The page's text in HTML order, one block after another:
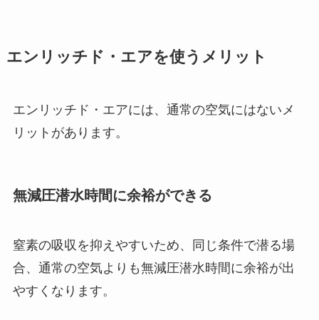
エンリッチド・エアを使うメリット
エンリッチド・エアには、通常の空気にはないメ
リットがあります。
無減圧潜水時間に余裕ができる
窒素の吸収を抑えやすいため、同じ条件で潜る場
合、通常の空気よりも無減圧潜水時間に余裕が出
やすくなります。